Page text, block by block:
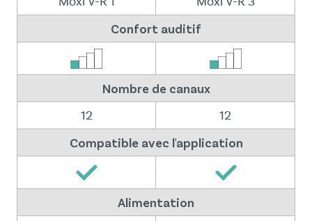
Confort auditif
Nombre de canaux
12
12
Compatible avec l'application
Alimentation